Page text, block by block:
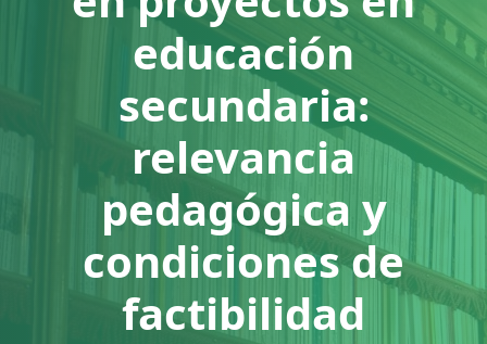
educación
secundaria:
relevancia
pedagógica y
condiciones de
factibilidad